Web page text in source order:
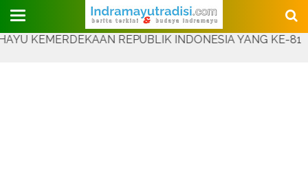
Judul Website
REPUBLIK INDONESIA YANG KE-81